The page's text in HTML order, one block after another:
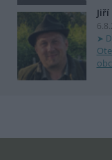
Jiří